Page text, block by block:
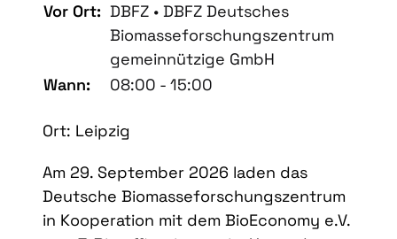
Vor Ort: DBFZ • DBFZ Deutsches
Biomasseforschungszentrum
gemeinnützige GmbH
Wann:
08:00 - 15:00
Ort: Leipzig
Am 29. September 2026 laden das
Deutsche Biomasseforschungszentrum
in Kooperation mit dem BioEconomy e.V.